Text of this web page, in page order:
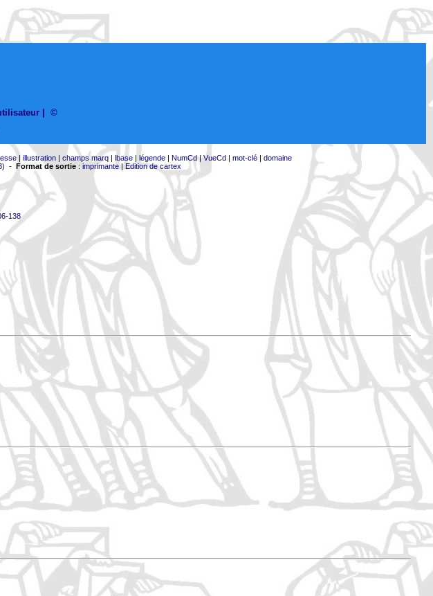
©
| illustration| champs marq| lbase| légende| NumCd|VueCd| mot-clé| domaine
- Format de sortie: imprimante|Edition de cartex
138